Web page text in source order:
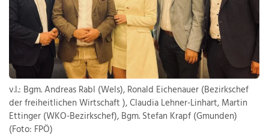
v.l.: Bgm. Andreas Rabl (Wels), Ronald Eichenauer (Bezirkschef
der freiheitlichen Wirtschaft ), Claudia Lehner-Linhart, Martin
Ettinger (WKO-Bezirkschef), Bgm. Stefan Krapf (Gmunden)
(Foto: FPÖ)